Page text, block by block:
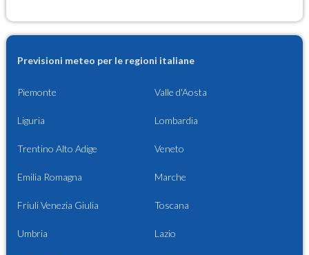
Previsioni meteo per le regioni italiane
Piemonte Valle d'Aosta
Liguria Lombardia
Trentino Alto Adige Veneto
Emilia Romagna Marche
Friuli Venezia Giulia Toscana
Umbria Lazio